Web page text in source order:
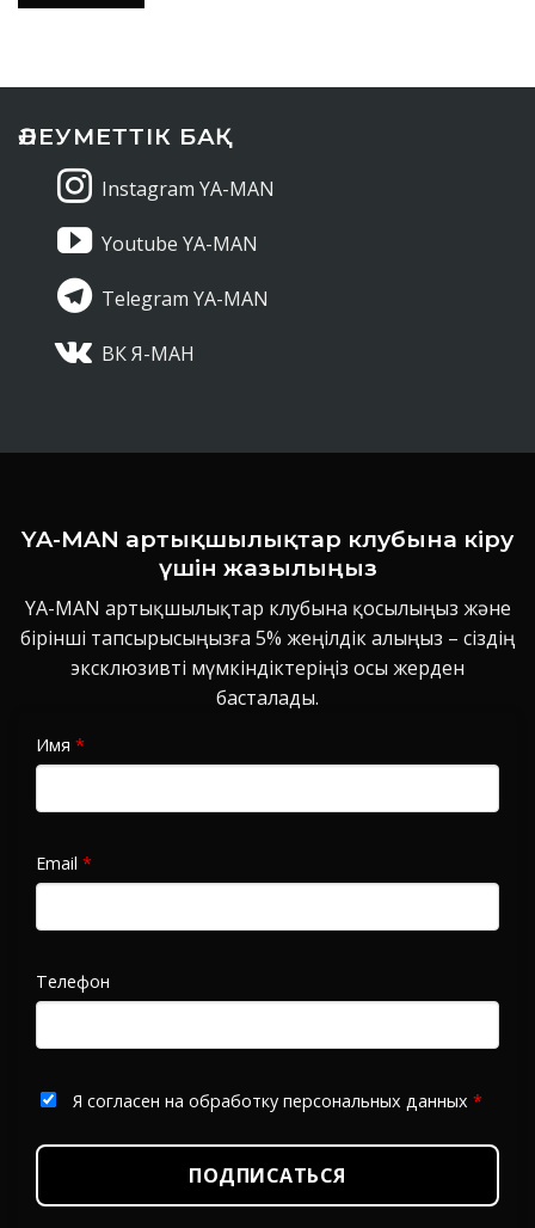
ӘЛЕУМЕТТІК БАҚ
Instagram YA-MAN
Youtube YA-MAN
Telegram YA-MAN
ВК Я-МАН
YA-MAN артықшылықтар клубына кіру
үшін жазылыңыз
YA-MAN артықшылықтар клубына қосылыңыз және
бірінші тапсырысыңызға 5% жеңілдік алыңыз – сіздің
эксклюзивті мүмкіндіктеріңіз осы жерден
басталады.
Имя *
Email *
Телефон
Я согласен на обработку персональных данных *
ПОДПИСАТЬСЯ